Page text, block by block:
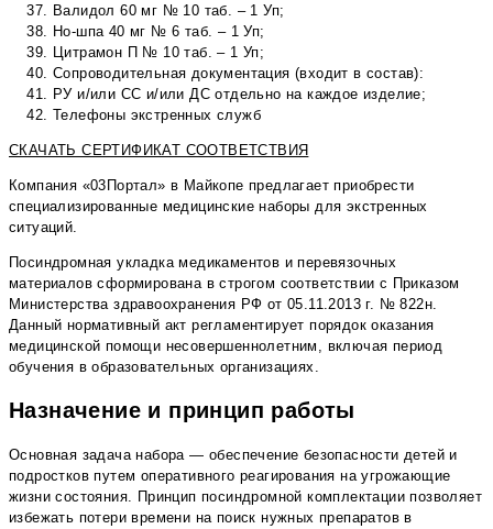
Валидол 60 мг № 10 таб. – 1 Уп;
Но-шпа 40 мг № 6 таб. – 1 Уп;
Цитрамон П № 10 таб. – 1 Уп;
Сопроводительная документация (входит в состав):
РУ и/или СС и/или ДС отдельно на каждое изделие;
Телефоны экстренных служб
СКАЧАТЬ СЕРТИФИКАТ СООТВЕТСТВИЯ
Компания «03Портал» в Майкопе предлагает приобрести
специализированные медицинские наборы для экстренных
ситуаций.
Посиндромная укладка медикаментов и перевязочных
материалов сформирована в строгом соответствии с Приказом
Министерства здравоохранения РФ от 05.11.2013 г. № 822н.
Данный нормативный акт регламентирует порядок оказания
медицинской помощи несовершеннолетним, включая период
обучения в образовательных организациях.
Назначение и принцип работы
Основная задача набора — обеспечение безопасности детей и
подростков путем оперативного реагирования на угрожающие
жизни состояния. Принцип посиндромной комплектации позволяет
избежать потери времени на поиск нужных препаратов в